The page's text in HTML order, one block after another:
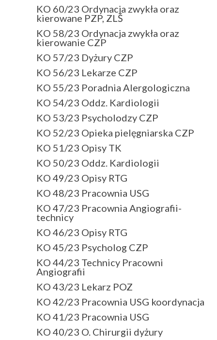
KO 60/23 Ordynacja zwykła oraz
kierowane PZP, ZLŚ
KO 58/23 Ordynacja zwykła oraz
kierowanie CZP
KO 57/23 Dyżury CZP
KO 56/23 Lekarze CZP
KO 55/23 Poradnia Alergologiczna
KO 54/23 Oddz. Kardiologii
KO 53/23 Psycholodzy CZP
KO 52/23 Opieka pielęgniarska CZP
KO 51/23 Opisy TK
KO 50/23 Oddz. Kardiologii
KO 49/23 Opisy RTG
KO 48/23 Pracownia USG
KO 47/23 Pracownia Angiografii-
technicy
KO 46/23 Opisy RTG
KO 45/23 Psycholog CZP
KO 44/23 Technicy Pracowni
Angiografii
KO 43/23 Lekarz POZ
KO 42/23 Pracownia USG koordynacja
KO 41/23 Pracownia USG
KO 40/23 O. Chirurgii dyżury